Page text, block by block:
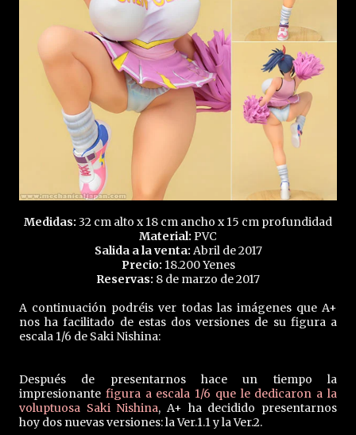
Medidas: 32 cm alto x 18 cm ancho x 15 cm profundidad
Material: PVC
Salida a la venta: Abril de 2017
Precio: 18.200 Yenes
Reservas: 8 de marzo de 2017
A continuación podréis ver todas las imágenes que A+
nos ha facilitado de estas dos versiones de su figura a
escala 1/6 de Saki Nishina:
Después de presentarnos hace un tiempo la
impresionante figura a escala 1/6 que le dedicaron a la
voluptuosa Saki Nishina, A+ ha decidido presentarnos
hoy dos nuevas versiones: la Ver.1.1 y la Ver.2.